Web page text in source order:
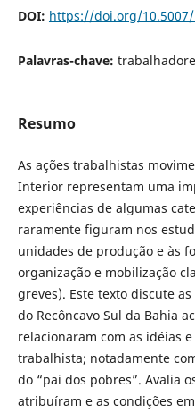
DOI: https://doi.org/10.5007/
Palavras-chave:
Resumo
As ações trabalhistas
Interior representam uma
experiências de algumas
raramente figuram nos
unidades de produção e às
organização e mobilização
greves). Este texto discute
do Recôncavo Sul da Bahia
relacionaram com as idéias
trabalhista; notadamente
do “pai dos pobres”. Avalia
atribuíram e as condições